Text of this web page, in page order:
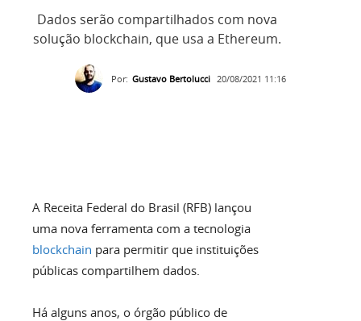
Dados serão compartilhados com nova
solução blockchain, que usa a Ethereum.
Por: Gustavo Bertolucci 20/08/2021 11:16
A Receita Federal do Brasil (RFB) lançou
uma nova ferramenta com a tecnologia
blockchain para permitir que instituições
públicas compartilhem dados.
Há alguns anos, o órgão público de